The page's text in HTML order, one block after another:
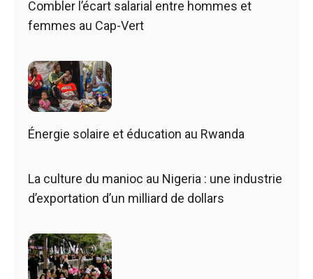
Combler l’écart salarial entre hommes et
femmes au Cap-Vert
Énergie solaire et éducation au Rwanda
La culture du manioc au Nigeria : une industrie
d’exportation d’un milliard de dollars